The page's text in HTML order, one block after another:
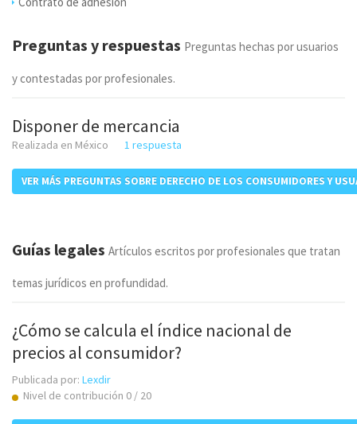
Preguntas y respuestas Preguntas hechas por usuarios
y contestadas por profesionales.
Disponer de mercancia
Realizada en México 1 respuesta
VER MÁS PREGUNTAS SOBRE DERECHO DE LOS CONSUMIDORES Y
Guías legales Artículos escritos por profesionales que tratan
temas jurídicos en profundidad.
¿Cómo se calcula el índice nacional de
precios al consumidor?
Publicada por: Lexdir
Nivel de contribución 0 / 20